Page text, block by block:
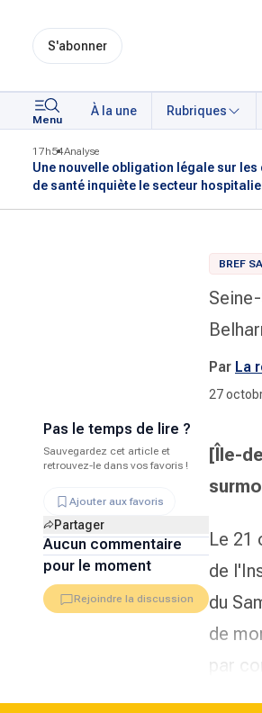
S'abonner
Menu
À la une Rubriques
17h54Analyse
Une nouvelle obligation légale sur les
de santé inquiète le secteur
BREF
Par La
27
[Île-
Le 21
de
du
de
par
Pas le temps de lire ?
Sauvegardez cet article et
retrouvez-le dans vos favoris !
Ajouter aux favoris
Partager
Aucun commentaire
pour le moment
Rejoindre la discussion